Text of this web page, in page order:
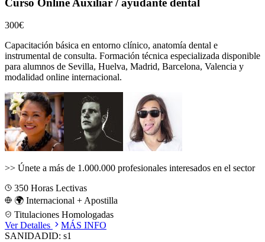
Curso Online Auxiliar / ayudante dental
300€
Capacitación básica en entorno clínico, anatomía dental e
instrumental de consulta. Formación técnica especializada disponible
para alumnos de Sevilla, Huelva, Madrid, Barcelona, Valencia y
modalidad online internacional.
>> Únete a más de 1.000.000 profesionales interesados en el sector
350 Horas Lectivas
🌍 Internacional + Apostilla
Titulaciones Homologadas
Ver Detalles
MÁS INFO
SANIDADID: s1